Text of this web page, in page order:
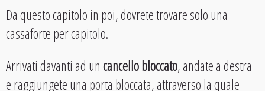
Da questo capitolo in poi, dovrete trovare solo una
cassaforte per capitolo.
Arrivati davanti ad uncancello bloccato, andate a destra
e raggiungete una porta bloccata, attraverso la quale